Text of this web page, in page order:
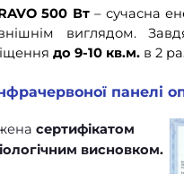
500 Вт– сучасна
виглядом.
до 9-10 кв.м. в 2
панелі
сертифікатом
висновком.